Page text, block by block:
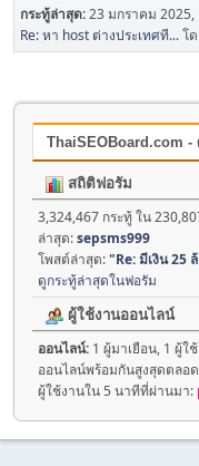
กระทู้ล่าสุด:23 มกราคม 2025,
Re: หา host ต่างประเทศที...โ
ThaiSEOBoard.com
สถิติฟอรัม
3,324,467 กระทู้ ใน
ล่าสุด:sepsms999
โพสต์ล่าสุด:"Re: มีเงิน 25
ดูกระทู้ล่าสุดในฟอรัม
ผู้ใช้งานออนไลน์
ออนไลน์: 1 ผู้มาเยือน, 1 ผู้
ออนไลน์พร้อมกันสูงสุดตลอ
ผู้ใช้งานใน 5 นาทีที่ผ่านมา: